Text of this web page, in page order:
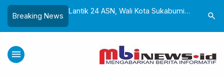
Breaking News
Diresmikan,
Pelestarian
Lantik 24 ASN, Wali Kota Sukabumi
Adaptif Teknologi Digital
untuk
search
menu